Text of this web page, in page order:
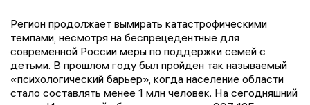
Регион продолжает вымирать катастрофическими
темпами, несмотря на беспрецедентные для
современной России меры по поддержки семей с
детьми. В прошлом году был пройден так называемый
«психологический барьер», когда население области
стало составлять менее 1 млн человек. На сегодняшний